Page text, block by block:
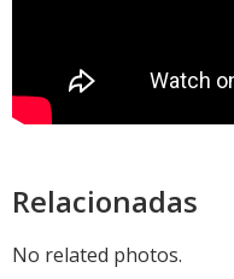
Relacionadas
No related photos.